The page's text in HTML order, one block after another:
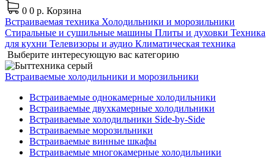
0 0 р. Корзина
Встраиваемая техника Холодильники и морозильники
Стиральные и сушильные машины Плиты и духовки Техника
для кухни Телевизоры и аудио Климатическая техника
Выберите интересующую вас категорию
Встраиваемые холодильники и морозильники
Встраиваемые однокамерные холодильники
Встраиваемые двухкамерные холодильники
Встраиваемые холодильники Side-by-Side
Встраиваемые морозильники
Встраиваемые винные шкафы
Встраиваемые многокамерные холодильники